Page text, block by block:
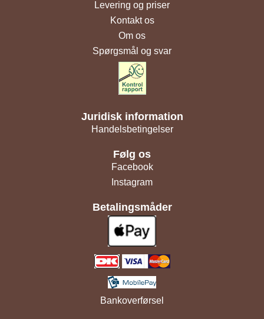
Levering og priser
Kontakt os
Om os
Spørgsmål og svar
Juridisk information
Handelsbetingelser
Følg os
Facebook
Instagram
Betalingsmåder
Bankoverførsel